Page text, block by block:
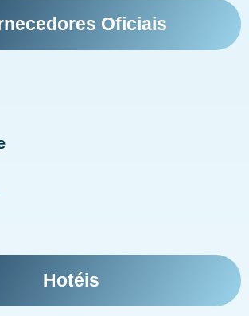
Oficiais
Hotéis